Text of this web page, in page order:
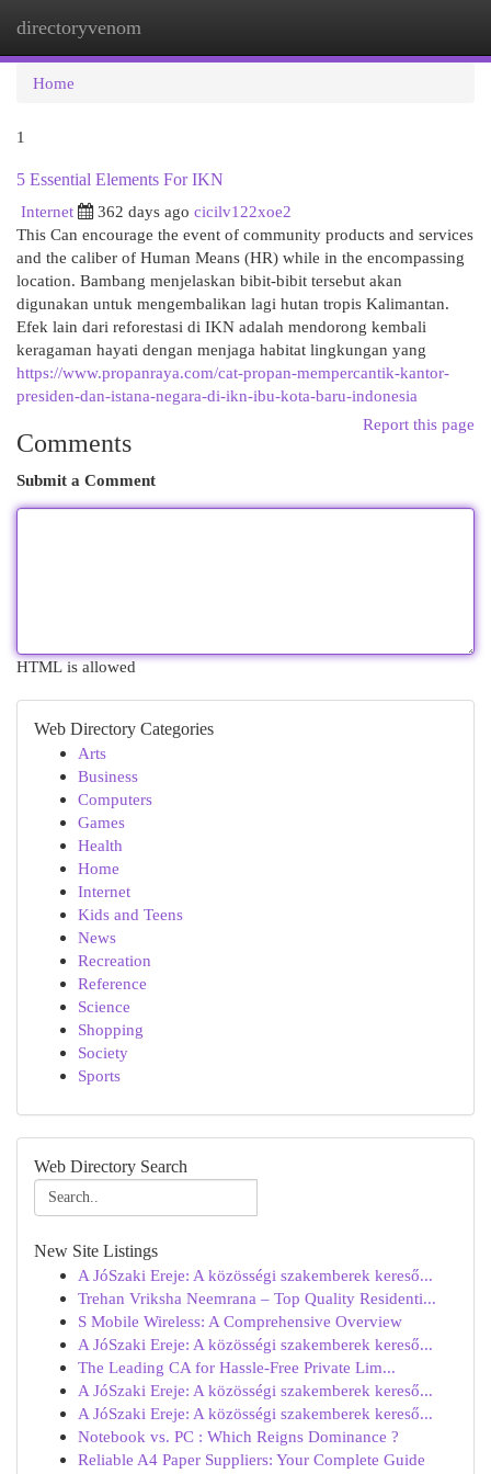
directoryvenom
Home
1
5 Essential Elements For IKN
Internet
362 days ago cicilv122xoe2
This Can encourage the event of community products and services
and the caliber of Human Means (HR) while in the encompassing
location. Bambang menjelaskan bibit-bibit tersebut akan
digunakan untuk mengembalikan lagi hutan tropis Kalimantan.
Efek lain dari reforestasi di IKN adalah mendorong kembali
keragaman hayati dengan menjaga habitat lingkungan yang
https://www.propanraya.com/cat-propan-mempercantik-kantor-
presiden-dan-istana-negara-di-ikn-ibu-kota-baru-indonesia
Report this page
Comments
Submit a Comment
HTML is allowed
Web Directory Categories
Arts
Business
Computers
Games
Health
Home
Internet
Kids and Teens
News
Recreation
Reference
Science
Shopping
Society
Sports
Web Directory Search
New Site Listings
A JóSzaki Ereje: A közösségi szakemberek kereső...
Trehan Vriksha Neemrana – Top Quality Residenti...
S Mobile Wireless: A Comprehensive Overview
A JóSzaki Ereje: A közösségi szakemberek kereső...
The Leading CA for Hassle-Free Private Lim...
A JóSzaki Ereje: A közösségi szakemberek kereső...
A JóSzaki Ereje: A közösségi szakemberek kereső...
Notebook vs. PC : Which Reigns Dominance ?
Reliable A4 Paper Suppliers: Your Complete Guide